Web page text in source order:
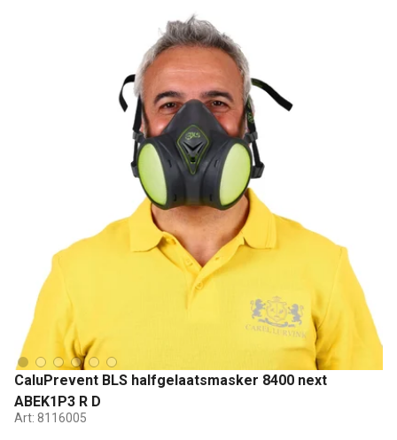
CaluPrevent BLS halfgelaatsmasker 8400 next
ABEK1P3 R D
Art: 8116005